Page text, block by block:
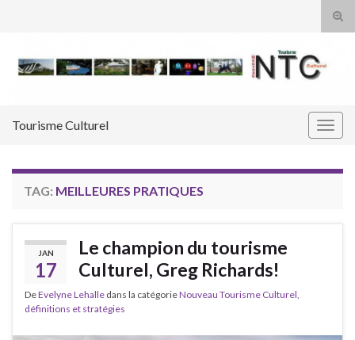
Tourisme Culturel
TAG: MEILLEURES PRATIQUES
JAN
17
Le champion du tourisme
Culturel, Greg Richards!
DeEvelyne Lehalle dans la catégorieNouveau Tourisme Culturel,
définitions et stratégies